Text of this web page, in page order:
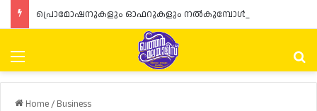
Menu
Home/ Business